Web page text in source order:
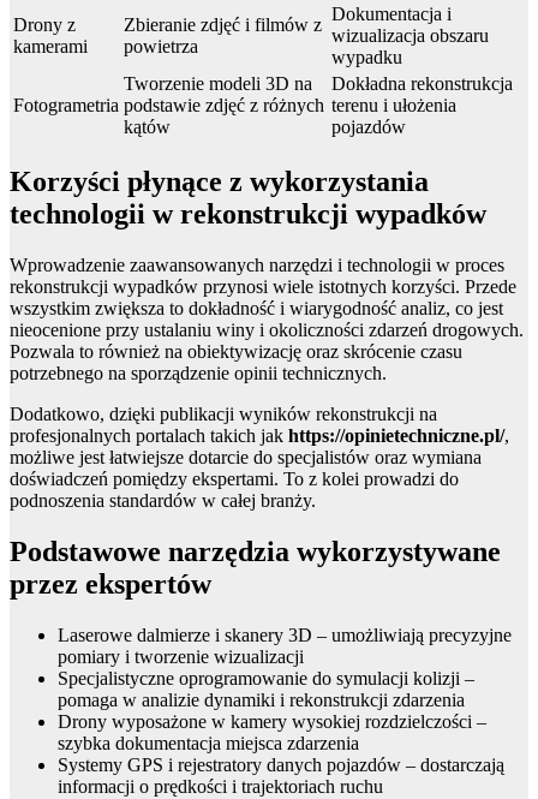
Drony z
kamerami
Zbieranie zdjęć i filmów z
powietrza
Dokumentacja i
wizualizacja obszaru
wypadku
Fotogrametria
Tworzenie modeli 3D na
podstawie zdjęć z różnych
kątów
Dokładna rekonstrukcja
terenu i ułożenia
pojazdów
Korzyści płynące z wykorzystania
technologii w rekonstrukcji wypadków
Wprowadzenie zaawansowanych narzędzi i technologii w proces
rekonstrukcji wypadków przynosi wiele istotnych korzyści. Przede
wszystkim zwiększa to dokładność i wiarygodność analiz, co jest
nieocenione przy ustalaniu winy i okoliczności zdarzeń drogowych.
Pozwala to również na obiektywizację oraz skrócenie czasu
potrzebnego na sporządzenie opinii technicznych.
Dodatkowo, dzięki publikacji wyników rekonstrukcji na
profesjonalnych portalach takich jak https://opinietechniczne.pl/,
możliwe jest łatwiejsze dotarcie do specjalistów oraz wymiana
doświadczeń pomiędzy ekspertami. To z kolei prowadzi do
podnoszenia standardów w całej branży.
Podstawowe narzędzia wykorzystywane
przez ekspertów
Laserowe dalmierze i skanery 3D – umożliwiają precyzyjne
pomiary i tworzenie wizualizacji
Specjalistyczne oprogramowanie do symulacji kolizji –
pomaga w analizie dynamiki i rekonstrukcji zdarzenia
Drony wyposażone w kamery wysokiej rozdzielczości –
szybka dokumentacja miejsca zdarzenia
Systemy GPS i rejestratory danych pojazdów – dostarczają
informacji o prędkości i trajektoriach ruchu